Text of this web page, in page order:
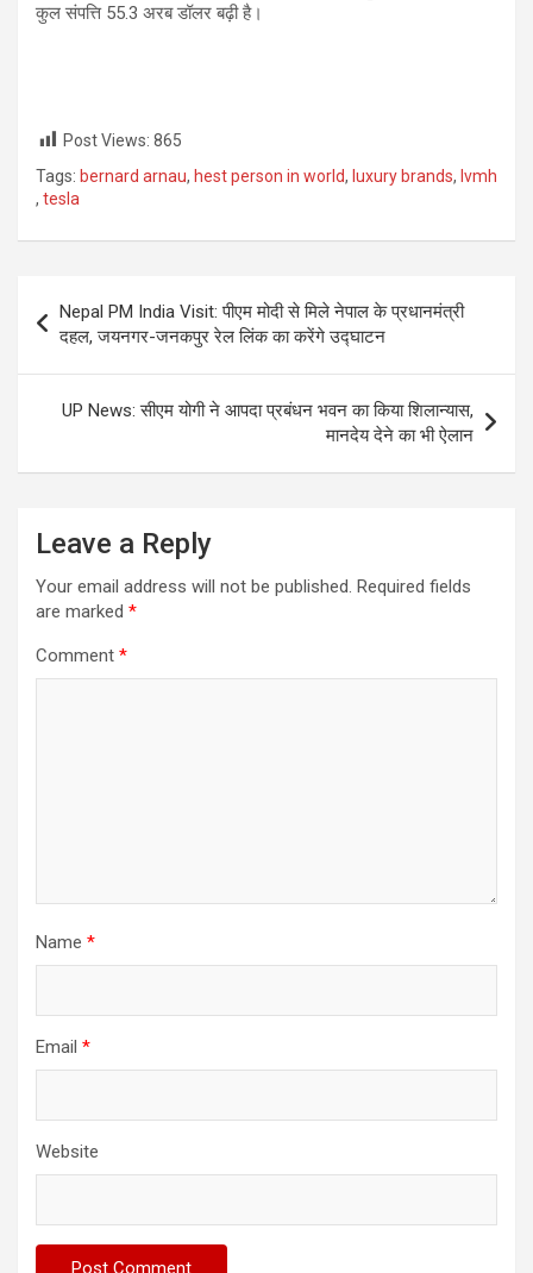
कुल संपत्ति 55.3 अरब डॉलर बढ़ी है।
Post Views: 865
Tags: bernard arnau, hest person in world, luxury brands, lvmh
, tesla
navigation
Nepal PM India Visit: पीएम मोदी से मिले नेपाल के प्रधानमंत्री
दहल, जयनगर-जनकपुर रेल लिंक का करेंगे उद्घाटन
UP News: सीएम योगी ने आपदा प्रबंधन भवन का किया शिलान्यास,
मानदेय देने का भी ऐलान
Leave a Reply
Your email address will not be published. Required fields
are marked *
Comment *
Name *
Email *
Website